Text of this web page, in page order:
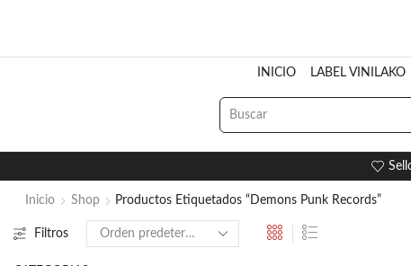
INICIO LABEL VINILAKO
Inicio Shop Productos Etiquetados “Demons Punk Records”
Filtros